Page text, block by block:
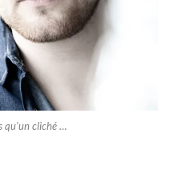
qu’un cliché …